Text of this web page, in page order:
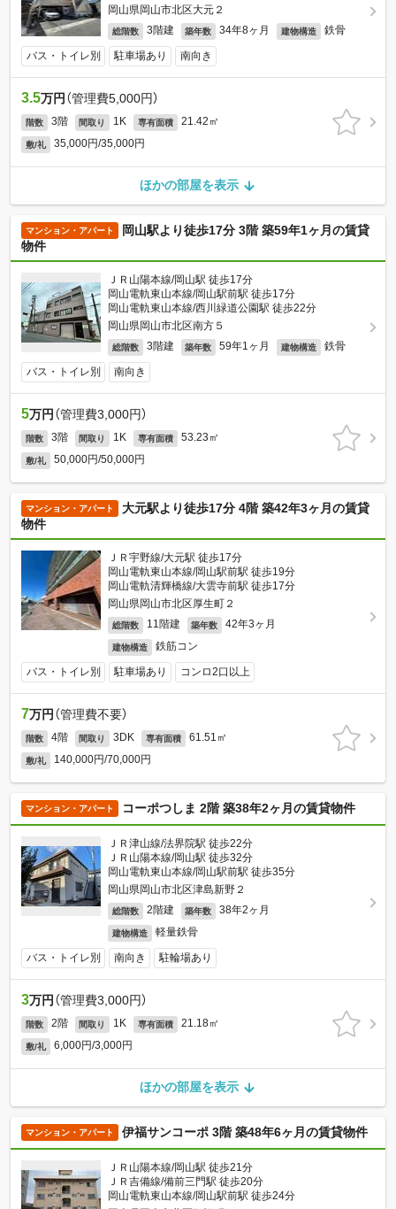
岡山県岡山市北区大元２
総階数 3階建 築年数 34年8ヶ月 建物構造 鉄骨
バス・トイレ別 駐車場あり 南向き
3.5万円 （管理費5,000円）
階数 3階 間取り 1K 専有面積 21.42㎡
敷/礼 35,000円/35,000円
ほかの部屋を表示
マンション・アパート
岡山駅より徒歩17分 3階 築59年1ヶ月の賃貸
物件
ＪＲ山陽本線/岡山駅 徒歩17分
岡山電軌東山本線/岡山駅前駅 徒歩17分
岡山電軌東山本線/西川緑道公園駅 徒歩22分
岡山県岡山市北区南方５
総階数 3階建 築年数 59年1ヶ月 建物構造 鉄骨
バス・トイレ別 南向き
5万円 （管理費3,000円）
階数 3階 間取り 1K 専有面積 53.23㎡
敷/礼 50,000円/50,000円
マンション・アパート
大元駅より徒歩17分 4階 築42年3ヶ月の賃貸
物件
ＪＲ宇野線/大元駅 徒歩17分
岡山電軌東山本線/岡山駅前駅 徒歩19分
岡山電軌清輝橋線/大雲寺前駅 徒歩17分
岡山県岡山市北区厚生町２
総階数 11階建 築年数 42年3ヶ月
建物構造 鉄筋コン
バス・トイレ別 駐車場あり コンロ2口以上
7万円 （管理費不要）
階数 4階 間取り 3DK 専有面積 61.51㎡
敷/礼 140,000円/70,000円
マンション・アパート コーポつしま 2階 築38年2ヶ月の賃貸物件
ＪＲ津山線/法界院駅 徒歩22分
ＪＲ山陽本線/岡山駅 徒歩32分
岡山電軌東山本線/岡山駅前駅 徒歩35分
岡山県岡山市北区津島新野２
総階数 2階建 築年数 38年2ヶ月
建物構造 軽量鉄骨
バス・トイレ別 南向き 駐輪場あり
3万円 （管理費3,000円）
階数 2階 間取り 1K 専有面積 21.18㎡
敷/礼 6,000円/3,000円
ほかの部屋を表示
マンション・アパート 伊福サンコーポ 3階 築48年6ヶ月の賃貸物件
ＪＲ山陽本線/岡山駅 徒歩21分
ＪＲ吉備線/備前三門駅 徒歩20分
岡山電軌東山本線/岡山駅前駅 徒歩24分